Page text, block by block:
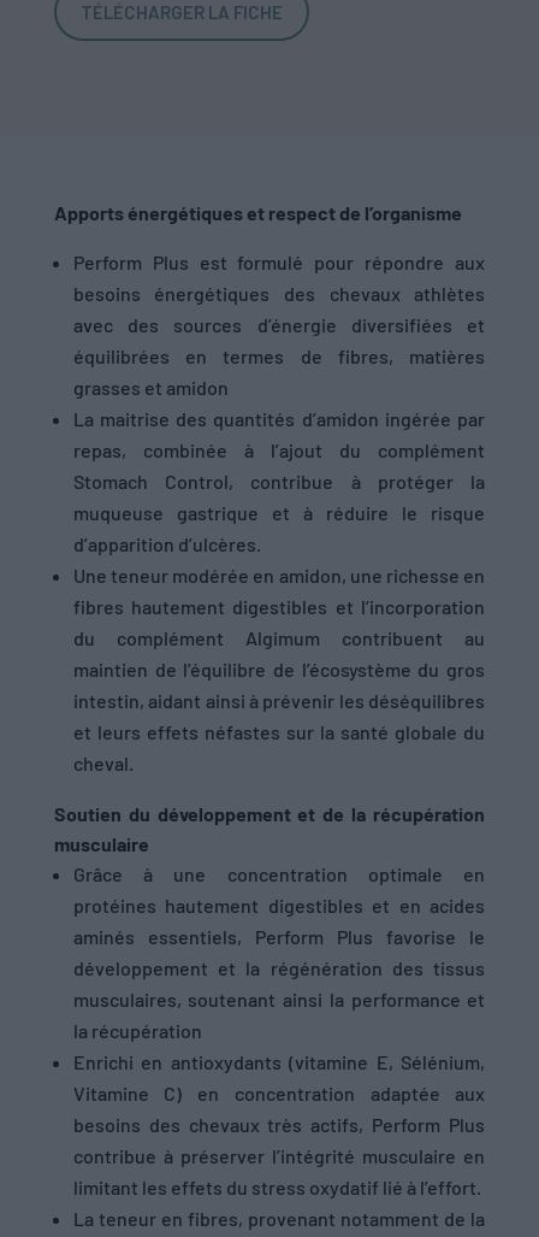
TÉLÉCHARGER LA FICHE
Apports énergétiques et respect de l’organisme
Perform Plus est formulé pour répondre aux
besoins énergétiques des chevaux athlètes
avec des sources d’énergie diversifiées et
équilibrées en termes de fibres, matières
grasses et amidon
La maitrise des quantités d’amidon ingérée par
repas, combinée à l’ajout du complément
Stomach Control, contribue à protéger la
muqueuse gastrique et à réduire le risque
d’apparition d’ulcères.
Une teneur modérée en amidon, une richesse en
fibres hautement digestibles et l’incorporation
du complément Algimum contribuent au
maintien de l’équilibre de l’écosystème du gros
intestin, aidant ainsi à prévenir les déséquilibres
et leurs effets néfastes sur la santé globale du
cheval.
Soutien du développement et de la récupération
musculaire
Grâce à une concentration optimale en
protéines hautement digestibles et en acides
aminés essentiels, Perform Plus favorise le
développement et la régénération des tissus
musculaires, soutenant ainsi la performance et
la récupération
Enrichi en antioxydants (vitamine E, Sélénium,
Vitamine C) en concentration adaptée aux
besoins des chevaux très actifs, Perform Plus
contribue à préserver l’intégrité musculaire en
limitant les effets du stress oxydatif lié à l’effort.
La teneur en fibres, provenant notamment de la